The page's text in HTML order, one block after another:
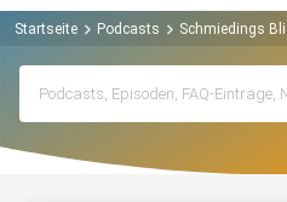
Startseite Podcasts Schmiedings